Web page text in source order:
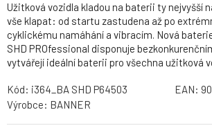
Užitková vozidla kladou na baterii ty nejvyšší
vše klapat: od startu zastudena až po
cyklickému namáhání a vibracím. Nová
SHD PROfessional disponuje
vytvářejí ideální baterii pro všechna užitková
Kód: i364_BA SHD P64503 EAN:
Výrobce: BANNER